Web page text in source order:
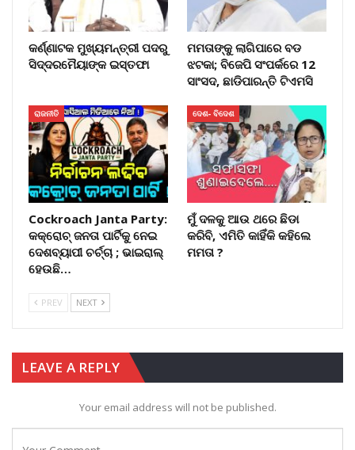
କର୍ଣ୍ଣାଟକ ମୁଖ୍ୟମନ୍ତ୍ରୀ ପଦରୁ
ସିଦ୍ଦରମୈୟାଙ୍କ ଇସ୍ତଫା
ମମତାଙ୍କୁ ଲାଗିପାରେ ବଡ
ଝଟକା; ବିଜେପି ସଂପର୍କରେ 12
ସାଂସଦ, ଛାଡିପାରନ୍ତି ଟିଏମସି
ରାଜନୀତି
Cockroach Janta Party:
କକ୍ରୋଚ୍ ଜନତା ପାର୍ଟିକୁ ନେଇ
ଦେଶବ୍ୟାପୀ ଚର୍ଚ୍ଚା ; ଭାଇରାଲ୍
ହେଉଛି…
ଦେଶ- ବିଦେଶ
ମୁଁ ଦଳକୁ ଆଉ ଥରେ ଛିଡା
କରିବି, ଏମିତି କାହିଁକି କହିଲେ
ମମତା ?
PREV NEXT
LEAVE A REPLY
Your email address will not be published.